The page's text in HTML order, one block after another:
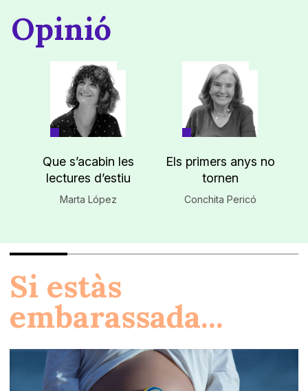
Opinió
Que s’acabin les
lectures d’estiu
Marta López
Els primers anys no
tornen
Conchita Pericó
Si estàs
embarassada...